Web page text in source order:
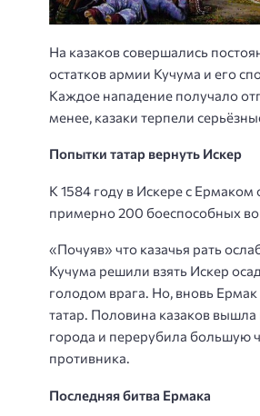
На казаков совершались
остатков армии Кучума и его
Каждое нападение получало
менее, казаки терпели
Попытки татар вернуть Искер
К 1584 году в Искере с Ермаком
примерно 200 боеспособных
«Почуяв» что казачья рать
Кучума решили взять Искер
голодом врага. Но, вновь
татар. Половина казаков
города и перерубила большую
противника.
Последняя битва Ермака